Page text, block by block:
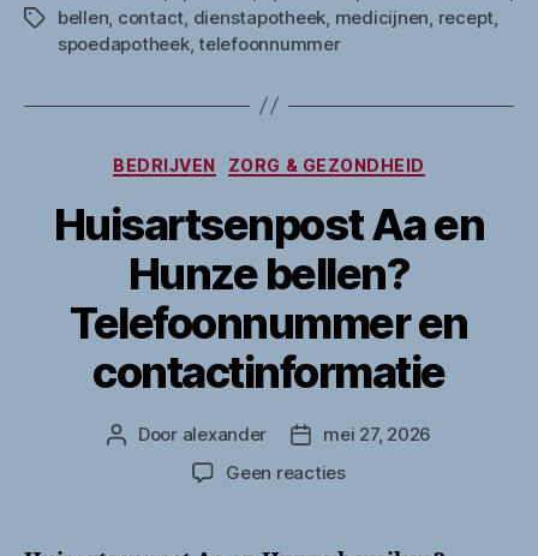
Tagsbellen contact dienstapotheek medicijnen recept
spoedapotheek,telefoonnummer
Categorieën
BEDRIJVEN ZORG & GEZONDHEID
Huisartsenpost Aa en
Hunze bellen?
Telefoonnummer en
contactinformatie
Berichtauteur
Door alexander Berichtdatum
mei 27, 2026
Geen reactiesop
en